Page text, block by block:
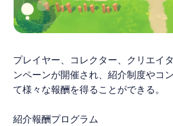
プレイヤー、コレクター、クリエイ
ンペーンが開催され、紹介制度やコ
て様々な報酬を得ることができる。
紹介報酬プログラム